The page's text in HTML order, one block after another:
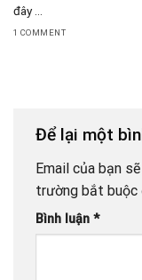
đây ...
1 COMMENT
Để lại một
Email của bạn
trường bắt buộc
Bình luận *